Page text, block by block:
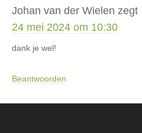
Johan van der Wielen zegt
24 mei 2024 om 10:30
dank je wel!
Beantwoorden